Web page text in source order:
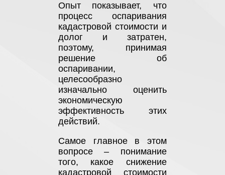
Опыт показывает, что
процесс оспаривания
кадастровой стоимости и
долог и затратен,
поэтому, принимая
решение об
оспаривании,
целесообразно
изначально оценить
экономическую
эффективность этих
действий.
Самое главное в этом
вопросе – понимание
того, какое снижение
кадастровой стоимости